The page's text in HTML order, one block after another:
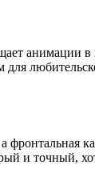
анимации в
фронтальная
и точный,